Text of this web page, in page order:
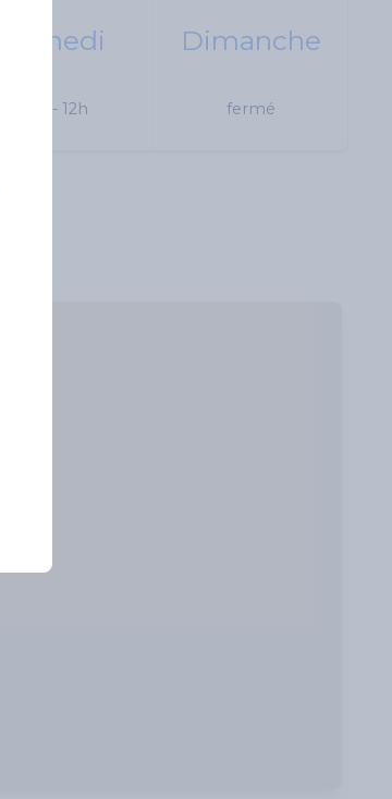
Samedi
10h - 12h
Dimanche
fermé